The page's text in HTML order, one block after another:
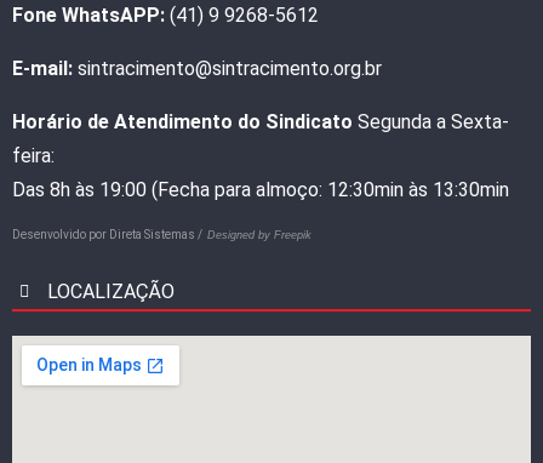
Fone WhatsAPP: (41) 9 9268-5612
E-mail: sintracimento@sintracimento.org.br
Horário de Atendimento do Sindicato Segunda a Sexta-
feira:
Das 8h às 19:00 (Fecha para almoço: 12:30min às 13:30min
Desenvolvido por Direta Sistemas / Designed by Freepik
LOCALIZAÇÃO